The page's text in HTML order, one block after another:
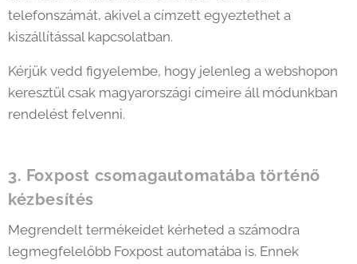
telefonszámát, akivel a címzett egyeztethet a
kiszállítással kapcsolatban.
Kérjük vedd figyelembe, hogy jelenleg a webshopon
keresztül csak magyarországi címeire áll módunkban
rendelést felvenni.
3. Foxpost csomagautomatába történő
kézbesítés
Megrendelt termékeidet kérheted a számodra
legmegfelelőbb Foxpost automatába is. Ennek